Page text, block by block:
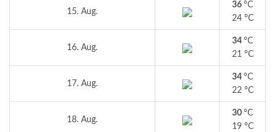
15. Aug.
36 °C
24 °C
16. Aug.
34 °C
21 °C
17. Aug.
34 °C
22 °C
18. Aug.
30 °C
19 °C